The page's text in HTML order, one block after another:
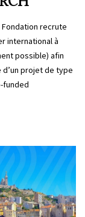
Fondation recrute
international à
possible) afin
projet de type
funded